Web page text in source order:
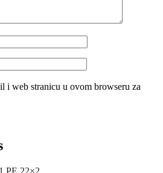
i web stranicu u ovom browseru za